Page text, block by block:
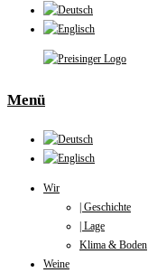
Menü
Wir
| Geschichte
| Lage
Klima & Boden
Weine